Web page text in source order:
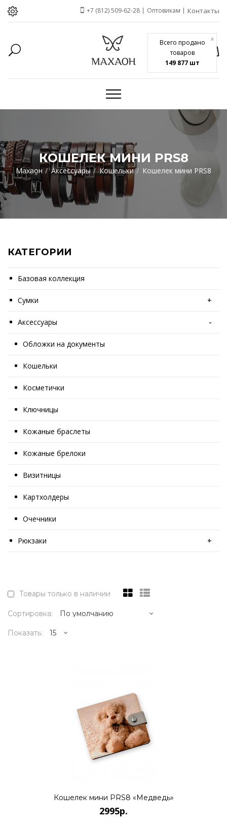
Всего продано
товаров
149 877 шт
x
+7 (812) 509-62-28 Оптовикам Контакты
КОШЕЛЕК МИНИ PRS8
Махаон Аксессуары Кошельки Кошелек мини PRS8
КАТЕГОРИИ
Базовая коллекция
Сумки +
Аксессуары -
Обложки на документы
Кошельки
Косметички
Ключницы
Кожаные браслеты
Кожаные брелоки
Визитницы
Картхолдеры
Очечники
Рюкзаки +
Товары только в наличии
Сортировка:
Показать:
..
КУПИТЬ
Кошелек мини PRS8 «Медведь»
2995р.